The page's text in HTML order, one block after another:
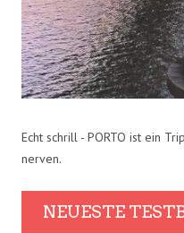
Echt schrill - PORTO ist ein
nerven.
NEUESTE